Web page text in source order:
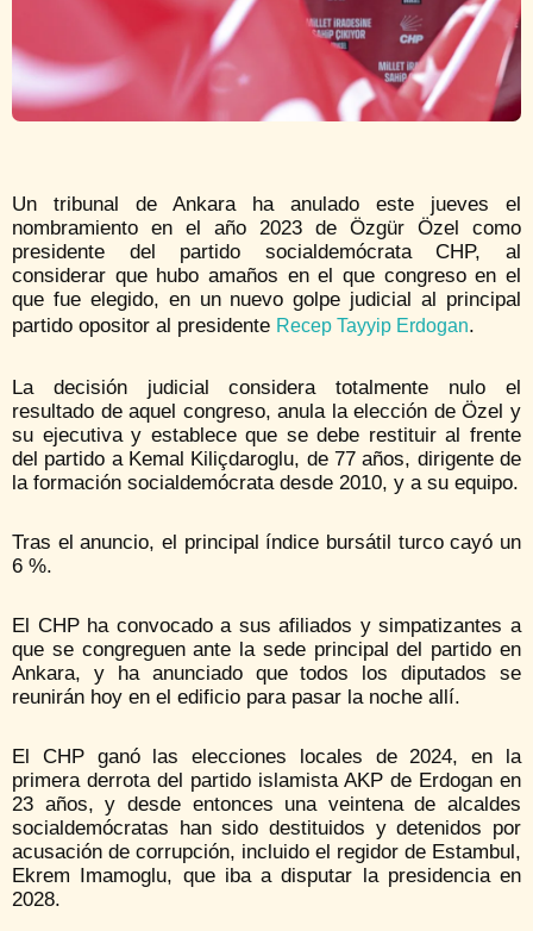
Un tribunal de Ankara ha anulado este jueves el
nombramiento en el año 2023 de Özgür Özel como
presidente del partido socialdemócrata CHP, al
considerar que hubo amaños en el que congreso en el
que fue elegido, en un nuevo golpe judicial al principal
partido opositor al presidente Recep Tayyip Erdogan.
La decisión judicial considera totalmente nulo el
resultado de aquel congreso, anula la elección de Özel y
su ejecutiva y establece que se debe restituir al frente
del partido a Kemal Kiliçdaroglu, de 77 años, dirigente de
la formación socialdemócrata desde 2010, y a su equipo.
Tras el anuncio, el principal índice bursátil turco cayó un
6 %.
El CHP ha convocado a sus afiliados y simpatizantes a
que se congreguen ante la sede principal del partido en
Ankara, y ha anunciado que todos los diputados se
reunirán hoy en el edificio para pasar la noche allí.
El CHP ganó las elecciones locales de 2024, en la
primera derrota del partido islamista AKP de Erdogan en
23 años, y desde entonces una veintena de alcaldes
socialdemócratas han sido destituidos y detenidos por
acusación de corrupción, incluido el regidor de Estambul,
Ekrem Imamoglu, que iba a disputar la presidencia en
2028.